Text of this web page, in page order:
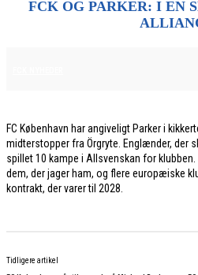
FCK OG PARKER: I EN
FC København har angiveligt Parker i
midterstopper fra Örgryte. Englænder, der
spillet 10 kampe i Allsvenskan for
dem, der jager ham, og flere europæiske
kontrakt, der varer til 2028.
Tidligere artikel